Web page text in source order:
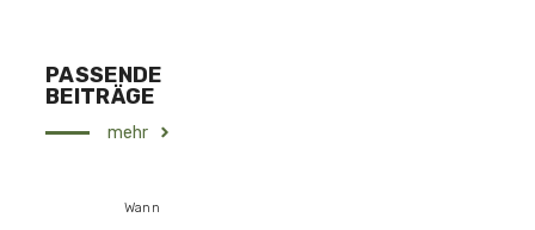
PASSENDE
BEITRÄGE
mehr
Wann